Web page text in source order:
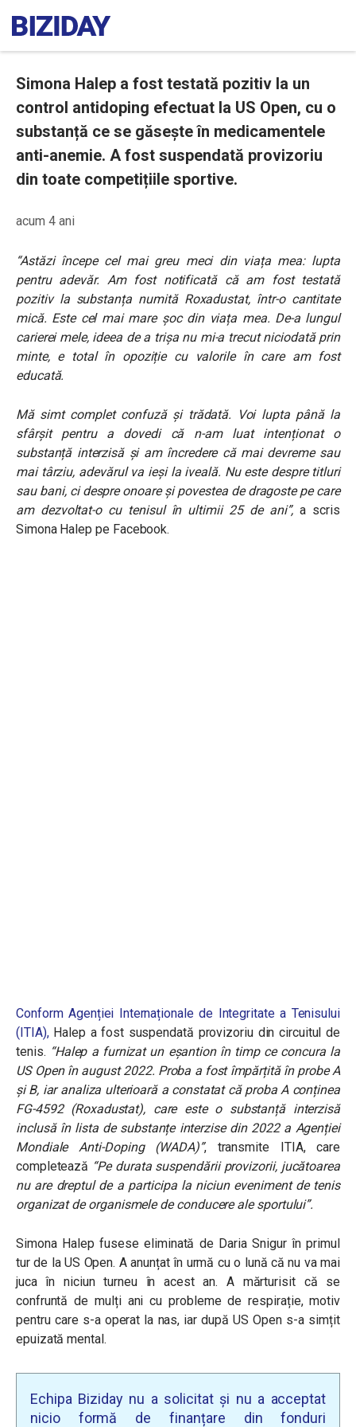
Simona Halep a fost testată pozitiv la un
control antidoping efectuat la US Open, cu o
substanță ce se găsește în medicamentele
anti-anemie. A fost suspendată provizoriu
din toate competițiile sportive.
acum 4 ani
“Astăzi începe cel mai greu meci din viața mea: lupta
pentru adevăr. Am fost notificată că am fost testată
pozitiv la substanța numită Roxadustat, într-o cantitate
mică. Este cel mai mare șoc din viața mea. De-a lungul
carierei mele, ideea de a trișa nu mi-a trecut niciodată prin
minte, e total în opoziție cu valorile în care am fost
educată.
Mă simt complet confuză și trădată. Voi lupta până la
sfârșit pentru a dovedi că n-am luat intenționat o
substanță interzisă și am încredere că mai devreme sau
mai târziu, adevărul va ieși la iveală. Nu este despre titluri
sau bani, ci despre onoare și povestea de dragoste pe care
am dezvoltat-o cu tenisul în ultimii 25 de ani”, a scris
Simona Halep pe Facebook.
Conform Agenției Internaționale de Integritate a Tenisului
(ITIA),Halep a fost suspendată provizoriu din circuitul de
tenis. “Halep a furnizat un eșantion în timp ce concura la
US Open în august 2022. Proba a fost împărțită în probe A
și B, iar analiza ulterioară a constatat că proba A conținea
FG-4592 (Roxadustat), care este o substanță interzisă
inclusă în lista de substanțe interzise din 2022 a Agenției
Mondiale Anti-Doping (WADA)”, transmite ITIA, care
completează “Pe durata suspendării provizorii, jucătoarea
nu are dreptul de a participa la niciun eveniment de tenis
organizat de organismele de conducere ale sportului”.
Simona Halep fusese eliminată de Daria Snigur în primul
tur de la US Open. A anunțat în urmă cu o lună că nu va mai
juca în niciun turneu în acest an. A mărturisit că se
confruntă de mulți ani cu probleme de respirație, motiv
pentru care s-a operat la nas, iar după US Open s-a simțit
epuizată mental.
Echipa Biziday nu a solicitat și nu a acceptat
nicio formă de finanțare din fonduri